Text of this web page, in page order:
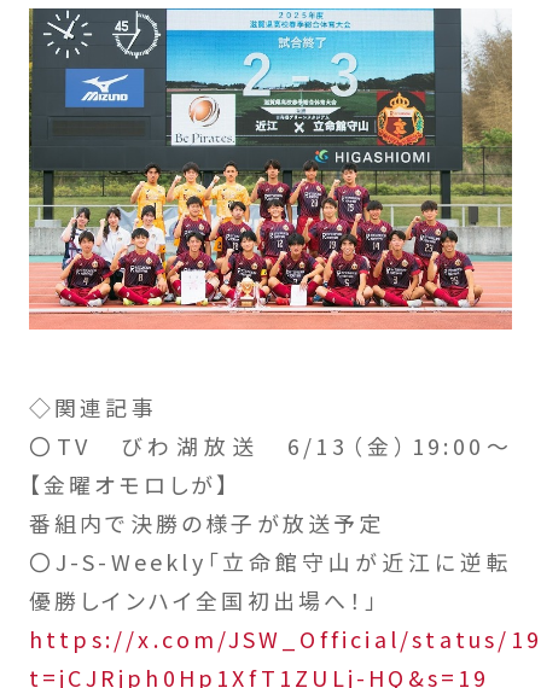
◇関連記事
〇TV びわ湖放送 6/13（金）19:00～
【金曜オモロしが】
番組内で決勝の様子が放送予定
〇J-S-Weekly「立命館守山が近江に逆転
優勝しインハイ全国初出場へ！」
https://x.com/JSW_Official/status/
t=jCJRjph0Hp1XfT1ZULj-HQ&s=19